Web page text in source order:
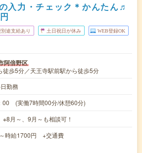
入力・チェック＊かんたん♬
途支給あり 土日祝日が休み WEB登録OK
阿倍野区
徒歩5分／天王寺駅前駅から徒歩5分
勤務
00 (実働7時間00分/休憩60分)
月～、9月～も相談可！
時給1700円 +交通費